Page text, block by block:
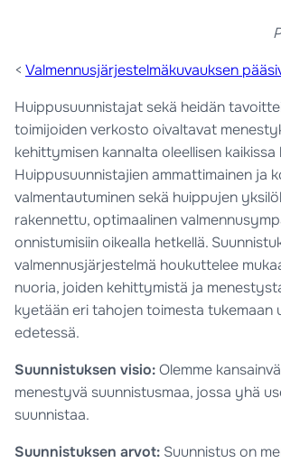
< Valmennusjärjestelmäkuvauksen
Huippusuunnistajat sekä heidän
toimijoiden verkosto oivaltavat
kehittymisen kannalta oleellisen kaikissa
Huippusuunnistajien ammattimainen ja
valmentautuminen sekä huippujen
rakennettu, optimaalinen
onnistumisiin oikealla hetkellä.
valmennusjärjestelmä houkuttelee
nuoria, joiden kehittymistä ja
kyetään eri tahojen toimesta tukemaan
edetessä.
Suunnistuksen visio:Olemme
menestyvä suunnistusmaa, jossa yhä
suunnistaa.
Suunnistuksen arvot: Suunnistus on